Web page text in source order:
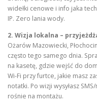
widełki cenowe i info jaka
IP. Zero lania wody.
2. Wizja lokalna –
Ożarów Mazowiecki,
często tego samego dnia.
na kasetę, gdzie wejść do
Wi-Fi przy furtce, jakie masz
notatki. Po wizji wysyłasz
rośnie na montażu.